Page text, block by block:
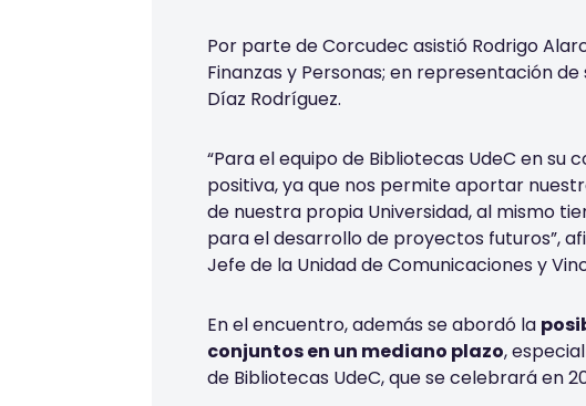
Por parte de Corcudec asistió Rodrigo
Finanzas y Personas; en representación
Díaz Rodríguez.
“Para el equipo de Bibliotecas UdeC en su
positiva, ya que nos permite aportar
de nuestra propia Universidad, al mismo
para el desarrollo de proyectos futuros”,
Jefe de la Unidad de Comunicaciones y
En el encuentro, además se abordó la
conjuntos en un mediano plazo,
de Bibliotecas UdeC, que se celebrará en